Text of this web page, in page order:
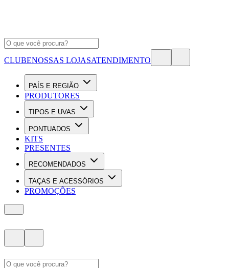
CLUBENOSSAS LOJASATENDIMENTO
PAÍS E REGIÃO
PRODUTORES
TIPOS E UVAS
PONTUADOS
KITS
PRESENTES
RECOMENDADOS
TAÇAS E ACESSÓRIOS
PROMOÇÕES